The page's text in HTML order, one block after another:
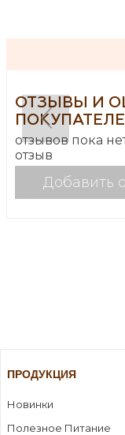
ОТЗЫВЫ И
отзывов пока
отзыв
Добавить
ПРОДУКЦИЯ
Новинки
Полезное Питание